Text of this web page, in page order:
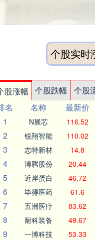
个股实时
股涨幅 个股跌幅 个股
名
名称 最新价
1
N展芯 116.52
2 锐翔智能 110.02
3 志特新材 14.8
4 博腾股份 20.44
5 近岸蛋白 46.72
6 毕得医药 61.6
7 五洲医疗 83.62
8 耐科装备 49.67
9 一博科技 53.33